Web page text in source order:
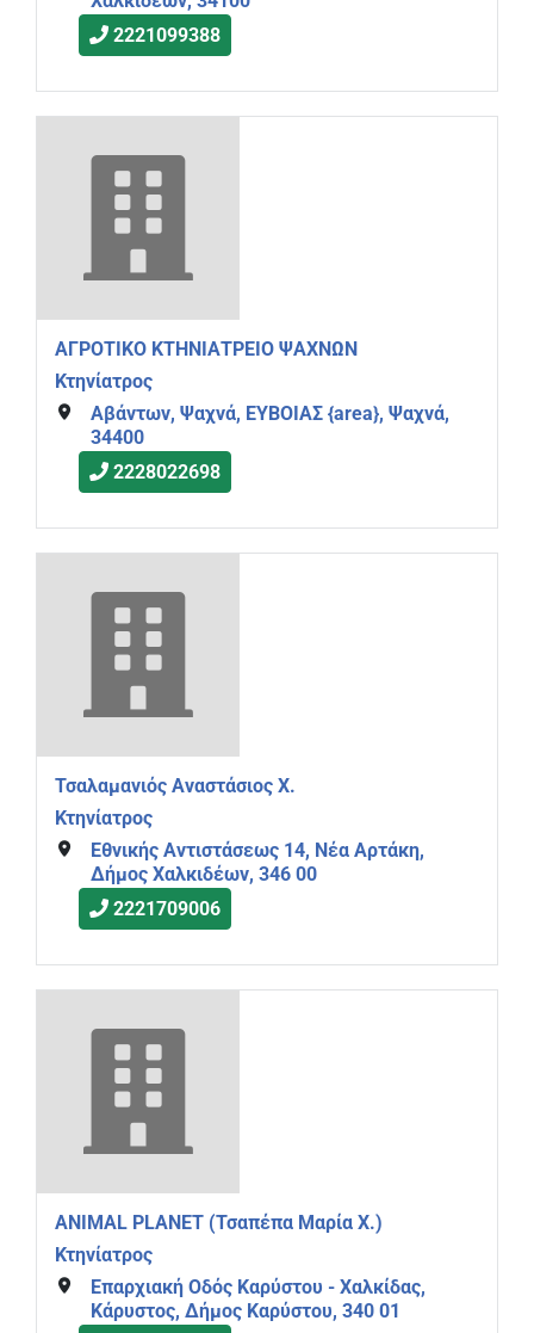
2221099388
ΑΓΡΟΤΙΚΟ ΚΤΗΝΙΑΤΡΕΙΟ ΨΑΧΝΩΝ
Κτηνίατρος
Αβάντων, Ψαχνά, ΕΥΒΟΙΑΣ {area}, Ψαχνά,
34400
2228022698
Τσαλαμανιός Αναστάσιος Χ.
Κτηνίατρος
Εθνικής Αντιστάσεως 14, Νέα Αρτάκη,
Δήμος Χαλκιδέων, 346 00
2221709006
ANIMAL PLANET (Τσαπέπα Μαρία Χ.)
Κτηνίατρος
Επαρχιακή Οδός Καρύστου - Χαλκίδας,
Κάρυστος, Δήμος Καρύστου, 340 01